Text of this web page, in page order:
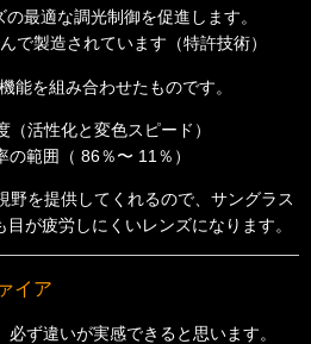
最適な調光制御を促進します。
で製造されています（特許技術）
能を組み合わせたものです。
（活性化と変色スピード）
の範囲（ 86％〜 11％）
野を提供してくれるので、サングラス
目が疲労しにくいレンズになります。
イア
ず違いが実感できると思います。